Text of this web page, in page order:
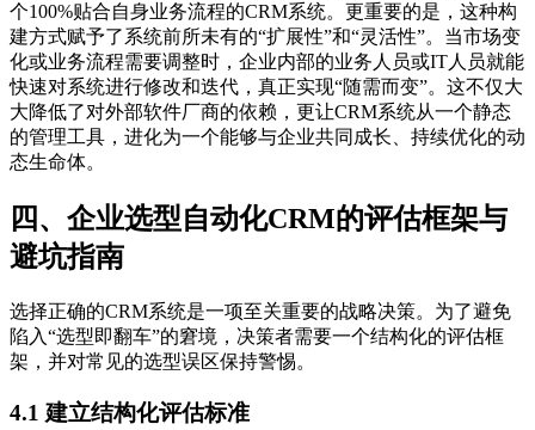
个100%贴合自身业务流程的CRM系统。更重要的是，这种构
建方式赋予了系统前所未有的“扩展性”和“灵活性”。当市场变
化或业务流程需要调整时，企业内部的业务人员或IT人员就能
快速对系统进行修改和迭代，真正实现“随需而变”。这不仅大
大降低了对外部软件厂商的依赖，更让CRM系统从一个静态
的管理工具，进化为一个能够与企业共同成长、持续优化的动
态生命体。
四、企业选型自动化CRM的评估框架与
避坑指南
选择正确的CRM系统是一项至关重要的战略决策。为了避免
陷入“选型即翻车”的窘境，决策者需要一个结构化的评估框
架，并对常见的选型误区保持警惕。
4.1 建立结构化评估标准